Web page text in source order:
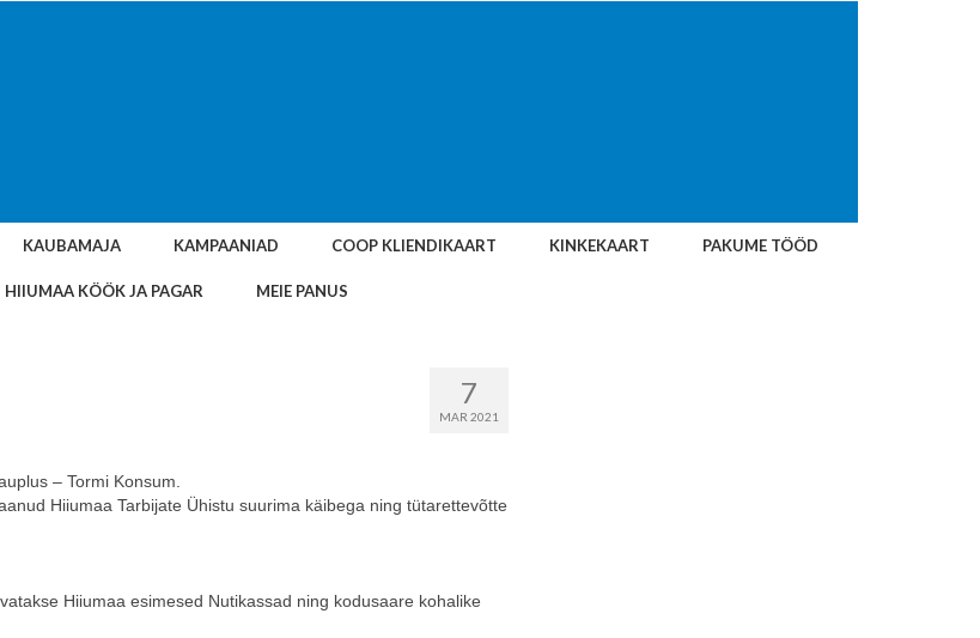
KAUBAMAJA KAMPAANIAD COOP KLIENDIKAART KINKEKAART PAKUME TÖÖD
HIIUMAA KÖÖK JA PAGAR MEIE PANUS
7
MAR 2021
– Tormi Konsum.
Hiiumaa Tarbijate Ühistu suurima käibega ning tütarettevõtte
Hiiumaa esimesed Nutikassad ning kodusaare kohalike